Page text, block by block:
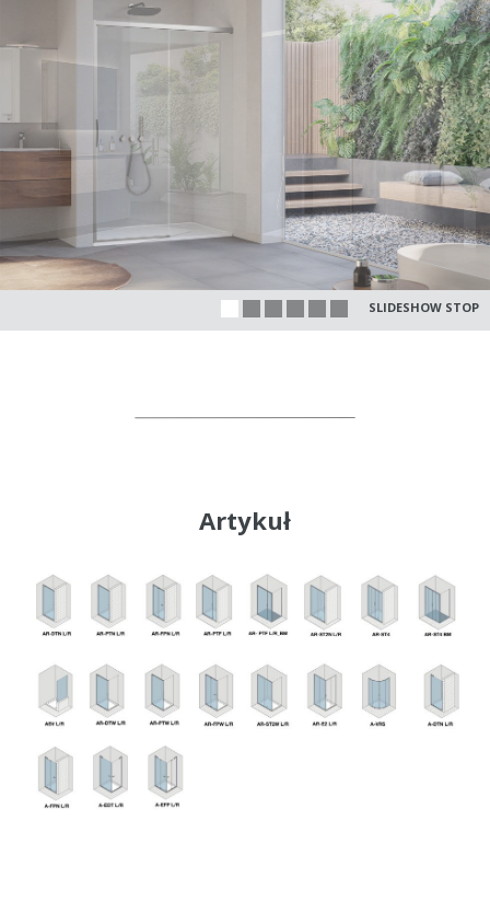
SLIDESHOW STOP
Artykuł